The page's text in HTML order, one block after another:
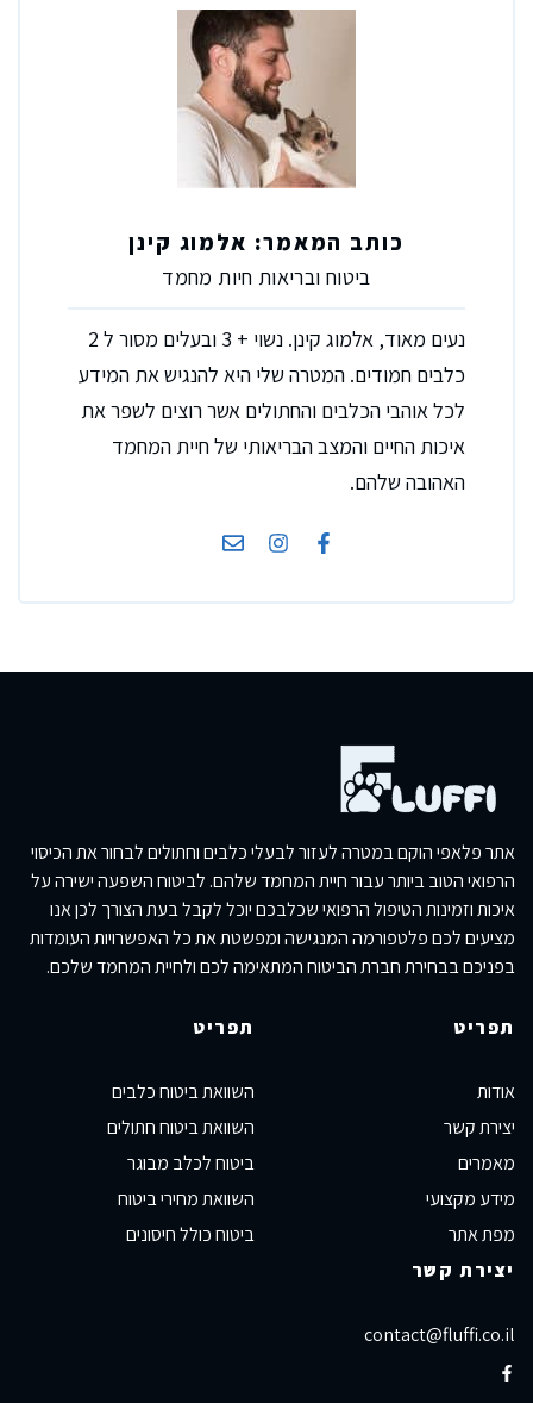
כותב המאמר: אלמוג קינן
ביטוח ובריאות חיות מחמד
נעים מאוד, אלמוג קינן. נשוי + 3 ובעלים מסור ל 2
כלבים חמודים. המטרה שלי היא להנגיש את המידע
לכל אוהבי הכלבים והחתולים אשר רוצים לשפר את
איכות החיים והמצב הבריאותי של חיית המחמד
האהובה שלהם.
אתר פלאפי הוקם במטרה לעזור לבעלי כלבים וחתולים לבחור את הכיסוי
הרפואי הטוב ביותר עבור חיית המחמד שלהם. לביטוח השפעה ישירה על
איכות וזמינות הטיפול הרפואי שכלבכם יוכל לקבל בעת הצורך לכן אנו
מציעים לכם פלטפורמה המנגישה ומפשטת את כל האפשרויות העומדות
בפניכם בבחירת חברת הביטוח המתאימה לכם ולחיית המחמד שלכם.
תפריט
אודות
יצירת קשר
מאמרים
מידע מקצועי
מפת אתר
תפריט
השוואת ביטוח כלבים
השוואת ביטוח חתולים
ביטוח לכלב מבוגר
השוואת מחירי ביטוח
ביטוח כולל חיסונים
יצירת קשר
contact@fluffi.co.il